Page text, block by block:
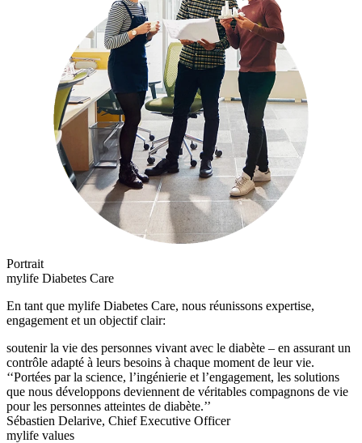
Portrait
mylife Diabetes Care
En tant que mylife Diabetes Care, nous réunissons expertise,
engagement et un objectif clair:
soutenir la vie des personnes vivant avec le diabète – en assurant un
contrôle adapté à leurs besoins à chaque moment de leur vie.
‘‘Portées par la science, l’ingénierie et l’engagement, les solutions
que nous développons deviennent de véritables compagnons de vie
pour les personnes atteintes de diabète.’’
Sébastien Delarive, Chief Executive Officer
mylife values